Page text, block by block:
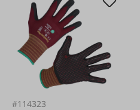
#114323